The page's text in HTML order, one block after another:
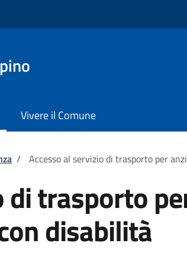
Vivere il Comune
/ Accesso al servizio di trasporto per
di trasporto
disabilità